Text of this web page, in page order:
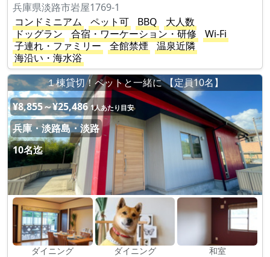
兵庫県淡路市岩屋1769-1
コンドミニアム
ペット可 BBQ
大人数
ドッグラン
合宿・ワーケーション・研修
Wi-Fi
子連れ・ファミリー
全館禁煙
温泉近隣
海沿い・海水浴
１棟貸切！ペットと一緒に 【定員10名】
¥8,855～¥25,486 1人あたり目安
兵庫・淡路島・淡路
10名迄
ダイニング ダイニング 和室